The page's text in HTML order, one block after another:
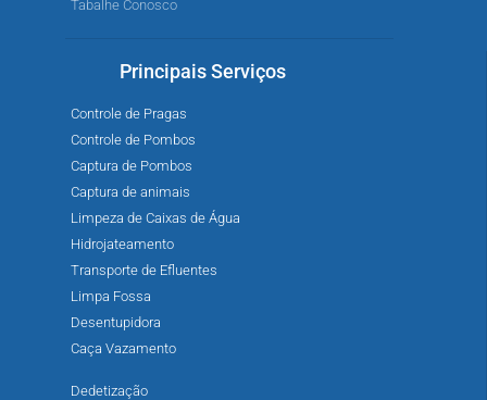
Tabalhe Conosco
Principais Serviços
Controle de Pragas
Controle de Pombos
Captura de Pombos
Captura de animais
Limpeza de Caixas de Água
Hidrojateamento
Transporte de Efluentes
Limpa Fossa
Desentupidora
Caça Vazamento
Dedetização